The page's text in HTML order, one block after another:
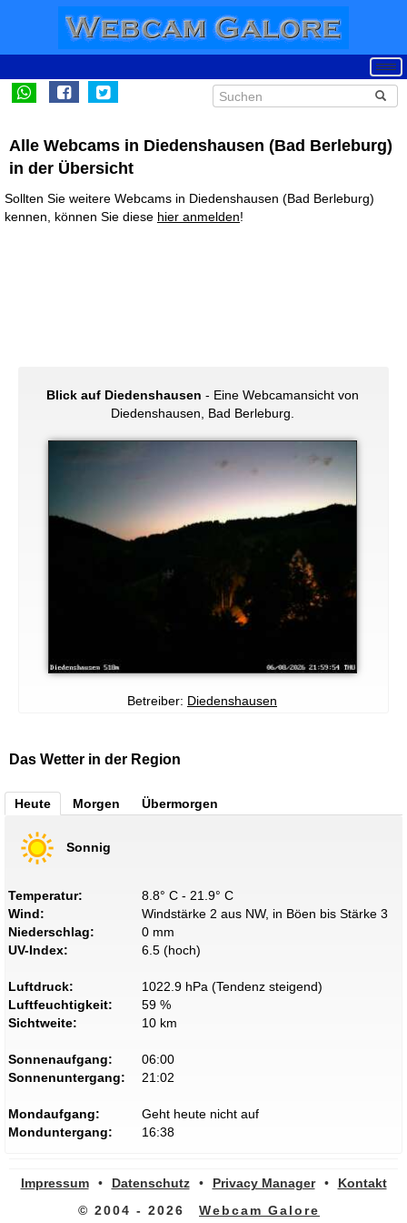
Alle Webcams in Diedenshausen (Bad Berleburg)
in der Übersicht
Sollten Sie weitere Webcams in Diedenshausen (Bad Berleburg)
kennen, können Sie diese hier anmelden!
Blick auf Diedenshausen - Eine Webcamansicht von
Diedenshausen, Bad Berleburg.
Betreiber: Diedenshausen
Das Wetter in der Region
Heute Morgen Übermorgen
Sonnig
Temperatur:
8.8° C - 21.9° C
Wind:
Windstärke 2 aus NW, in Böen bis Stärke 3
Niederschlag:
0 mm
UV-Index:
6.5 (hoch)
Luftdruck:
1022.9 hPa (Tendenz steigend)
Luftfeuchtigkeit:
59 %
Sichtweite:
10 km
Sonnenaufgang:
06:00
Sonnenuntergang:
21:02
Mondaufgang:
Geht heute nicht auf
Monduntergang:
16:38
Impressum • Datenschutz • Privacy Manager •
Kontakt
© 2004 - 2026
Webcam Galore